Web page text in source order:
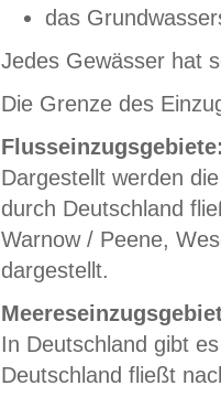
das
Jedes Gewässer hat
Die Grenze des
Dargestellt werden
durch Deutschland
Warnow / Peene,
dargestellt.
In Deutschland gibt
Deutschland fließt